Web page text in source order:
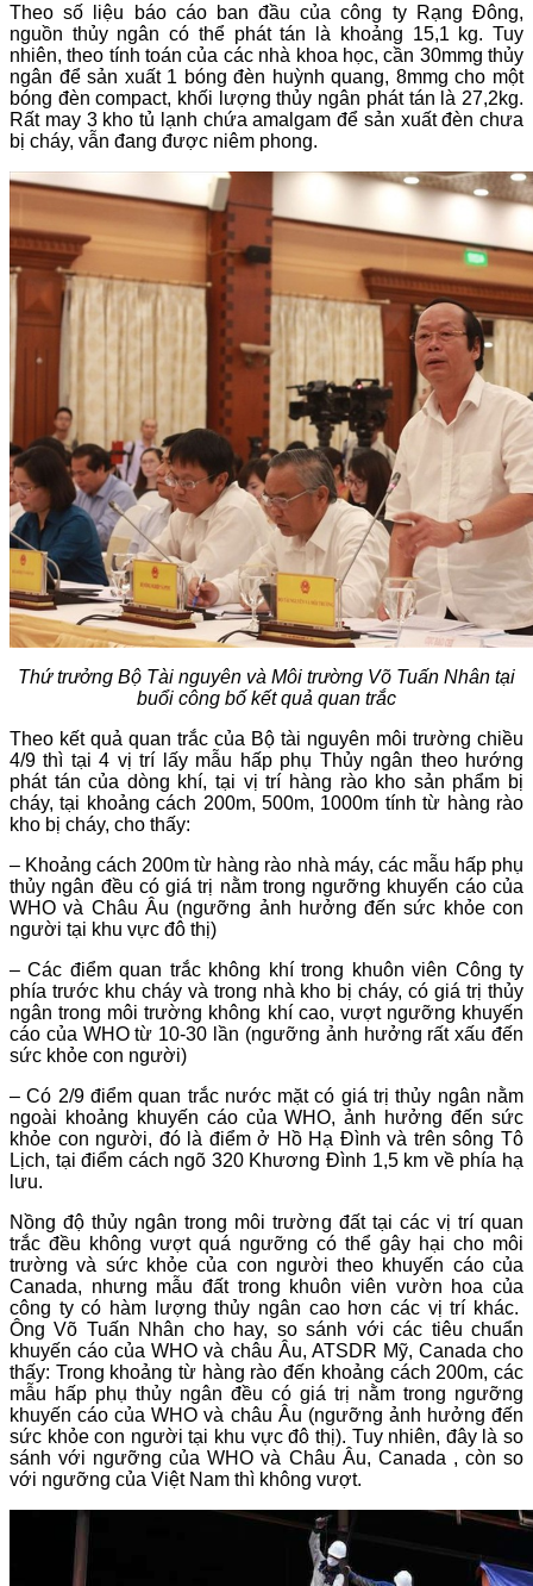
Theo số liệu báo cáo ban đầu của công ty Rạng Đông,
nguồn thủy ngân có thể phát tán là khoảng 15,1 kg. Tuy
nhiên, theo tính toán của các nhà khoa học, cần 30mmg thủy
ngân để sản xuất 1 bóng đèn huỳnh quang, 8mmg cho một
bóng đèn compact, khối lượng thủy ngân phát tán là 27,2kg.
Rất may 3 kho tủ lạnh chứa amalgam để sản xuất đèn chưa
bị cháy, vẫn đang được niêm phong.
Thứ trưởng Bộ Tài nguyên và Môi trường Võ Tuấn Nhân tại
buổi công bố kết quả quan trắc
Theo kết quả quan trắc của Bộ tài nguyên môi trường chiều
4/9 thì tại 4 vị trí lấy mẫu hấp phụ Thủy ngân theo hướng
phát tán của dòng khí, tại vị trí hàng rào kho sản phẩm bị
cháy, tại khoảng cách 200m, 500m, 1000m tính từ hàng rào
kho bị cháy, cho thấy:
– Khoảng cách 200m từ hàng rào nhà máy, các mẫu hấp phụ
thủy ngân đều có giá trị nằm trong ngưỡng khuyến cáo của
WHO và Châu Âu (ngưỡng ảnh hưởng đến sức khỏe con
người tại khu vực đô thị)
– Các điểm quan trắc không khí trong khuôn viên Công ty
phía trước khu cháy và trong nhà kho bị cháy, có giá trị thủy
ngân trong môi trường không khí cao, vượt ngưỡng khuyến
cáo của WHO từ 10-30 lần (ngưỡng ảnh hưởng rất xấu đến
sức khỏe con người)
– Có 2/9 điểm quan trắc nước mặt có giá trị thủy ngân nằm
ngoài khoảng khuyến cáo của WHO, ảnh hưởng đến sức
khỏe con người, đó là điểm ở Hồ Hạ Đình và trên sông Tô
Lịch, tại điểm cách ngõ 320 Khương Đình 1,5 km về phía hạ
lưu.
Nồng độ thủy ngân trong môi trường đất tại các vị trí quan
trắc đều không vượt quá ngưỡng có thể gây hại cho môi
trường và sức khỏe của con người theo khuyến cáo của
Canada, nhưng mẫu đất trong khuôn viên vườn hoa của
công ty có hàm lượng thủy ngân cao hơn các vị trí khác.
ÔngVõ Tuấn Nhân cho hay, so sánh với các tiêu chuẩn
khuyến cáo của WHO và châu Âu, ATSDR Mỹ, Canada cho
thấy: Trong khoảng từ hàng rào đến khoảng cách 200m, các
mẫu hấp phụ thủy ngân đều có giá trị nằm trong ngưỡng
khuyến cáo của WHO và châu Âu (ngưỡng ảnh hưởng đến
sức khỏe con người tại khu vực đô thị). Tuy nhiên, đây là so
sánh với ngưỡng của WHO và Châu Âu, Canada , còn so
với ngưỡng của Việt Nam thì không vượt.